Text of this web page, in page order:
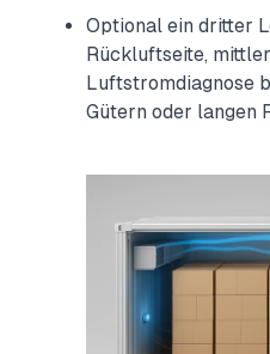
Optional ein dritter
Rückluftseite,
Luftstromdiagnose
Gütern oder langen